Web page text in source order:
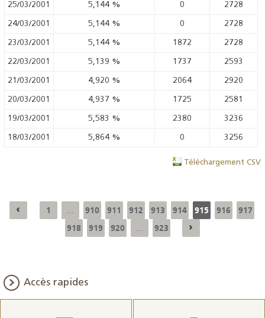
25/03/2001 5,144 % 0 2728
24/03/2001 5,144 % 0 2728
23/03/2001 5,144 % 1872 2728
22/03/2001 5,139 % 1737 2593
21/03/2001 4,920 % 2064 2920
20/03/2001 4,937 % 1725 2581
19/03/2001 5,583 % 2380 3236
18/03/2001 5,864 % 0 3256
Téléchargement CSV
1 910 911 912 913 914 915 916
917
918
919 920 923
Accès rapides